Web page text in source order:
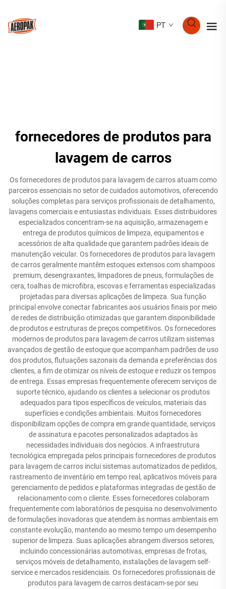
PT
fornecedores de produtos para
lavagem de carros
Os fornecedores de produtos para lavagem de carros atuam como
parceiros essenciais no setor de cuidados automotivos, oferecendo
soluções completas para serviços profissionais de detalhamento,
lavagens comerciais e entusiastas individuais. Esses distribuidores
especializados concentram-se na aquisição, armazenagem e
entrega de produtos químicos de limpeza, equipamentos e
acessórios de alta qualidade que garantem padrões ideais de
manutenção veicular. Os fornecedores de produtos para lavagem
de carros geralmente mantêm estoques extensos com shampoos
premium, desengraxantes, limpadores de pneus, formulações de
cera, toalhas de microfibra, escovas e ferramentas especializadas
projetadas para diversas aplicações de limpeza. Sua função
principal envolve conectar fabricantes aos usuários finais por meio
de redes de distribuição otimizadas que garantem disponibilidade
de produtos e estruturas de preços competitivos. Os fornecedores
modernos de produtos para lavagem de carros utilizam sistemas
avançados de gestão de estoque que acompanham padrões de uso
dos produtos, flutuações sazonais da demanda e preferências dos
clientes, a fim de otimizar os níveis de estoque e reduzir os tempos
de entrega. Essas empresas frequentemente oferecem serviços de
suporte técnico, ajudando os clientes a selecionar os produtos
adequados para tipos específicos de veículos, materiais das
superfícies e condições ambientais. Muitos fornecedores
disponibilizam opções de compra em grande quantidade, serviços
de assinatura e pacotes personalizados adaptados às
necessidades individuais dos negócios. A infraestrutura
tecnológica empregada pelos principais fornecedores de produtos
para lavagem de carros inclui sistemas automatizados de pedidos,
rastreamento de inventário em tempo real, aplicativos móveis para
gerenciamento de pedidos e plataformas integradas de gestão de
relacionamento com o cliente. Esses fornecedores colaboram
frequentemente com laboratórios de pesquisa no desenvolvimento
de formulações inovadoras que atendem às normas ambientais em
constante evolução, mantendo ao mesmo tempo um desempenho
superior de limpeza. Suas aplicações abrangem diversos setores,
incluindo concessionárias automotivas, empresas de frotas,
serviços móveis de detalhamento, instalações de lavagem self-
service e mercados residenciais. Os fornecedores profissionais de
produtos para lavagem de carros destacam-se por seu